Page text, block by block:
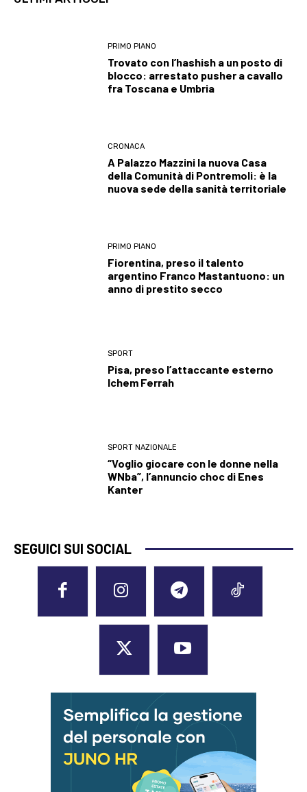
PRIMO PIANO
Trovato con l’hashish a un posto di
blocco: arrestato pusher a cavallo
fra Toscana e Umbria
CRONACA
A Palazzo Mazzini la nuova Casa
della Comunità di Pontremoli: è la
nuova sede della sanità territoriale
PRIMO PIANO
Fiorentina, preso il talento
argentino Franco Mastantuono: un
anno di prestito secco
SPORT
Pisa, preso l’attaccante esterno
Ichem Ferrah
SPORT NAZIONALE
“Voglio giocare con le donne nella
WNba”, l’annuncio choc di Enes
Kanter
SEGUICI SUI SOCIAL